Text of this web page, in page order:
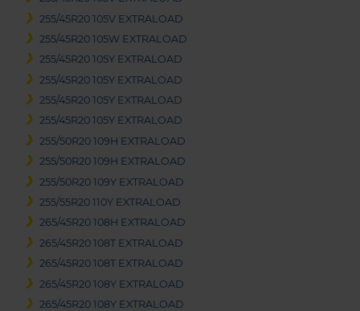
255/45R20 105V EXTRALOAD
255/45R20 105W EXTRALOAD
255/45R20 105Y EXTRALOAD
255/45R20 105Y EXTRALOAD
255/45R20 105Y EXTRALOAD
255/45R20 105Y EXTRALOAD
255/50R20 109H EXTRALOAD
255/50R20 109H EXTRALOAD
255/50R20 109Y EXTRALOAD
255/55R20 110Y EXTRALOAD
265/45R20 108H EXTRALOAD
265/45R20 108T EXTRALOAD
265/45R20 108T EXTRALOAD
265/45R20 108Y EXTRALOAD
265/45R20 108Y EXTRALOAD